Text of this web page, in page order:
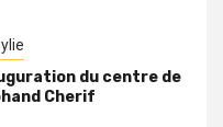
du centre de
Cherif